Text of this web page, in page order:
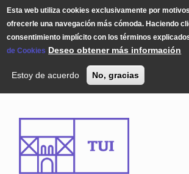
Esta web utiliza cookies exclusivamente por
ofrecerle una navegación más cómoda. Haciendo
consentimiento implícito con los términos
de Cookies Deseo obtener más información
Estoy de acuerdo No, gracias